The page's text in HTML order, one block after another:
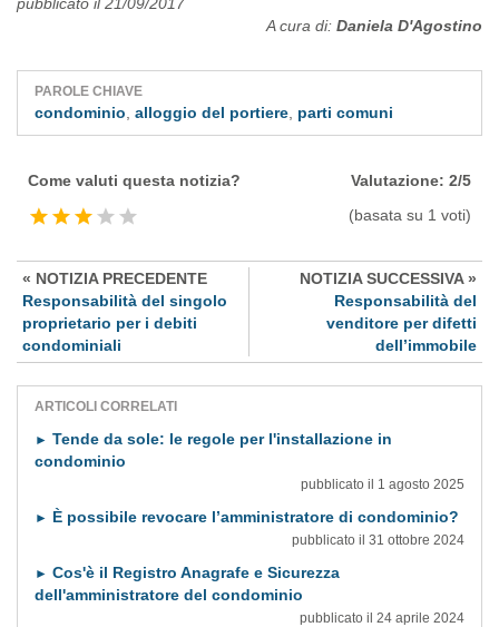
A cura di: Daniela D'Agostino
PAROLE CHIAVE
condominio alloggio del portiere parti comuni
Come valuti questa notizia? Valutazione: 2/5
(basata su 1 voti)
« NOTIZIA PRECEDENTE
Responsabilità del singolo
proprietario per i debiti
condominiali
NOTIZIA SUCCESSIVA »
Responsabilità del
venditore per difetti
dell’immobile
ARTICOLI CORRELATI
► Tende da sole: le regole per l'installazione in
condominio
pubblicato il 1 agosto 2025
► È possibile revocare l’amministratore di condominio?
pubblicato il 31 ottobre 2024
► Cos'è il Registro Anagrafe e Sicurezza
dell'amministratore del condominio
pubblicato il 24 aprile 2024